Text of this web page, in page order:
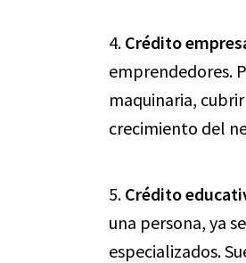
4. Crédito
emprendedores.
maquinaria,
crecimiento del
5. Crédito
una persona, ya
especializados.